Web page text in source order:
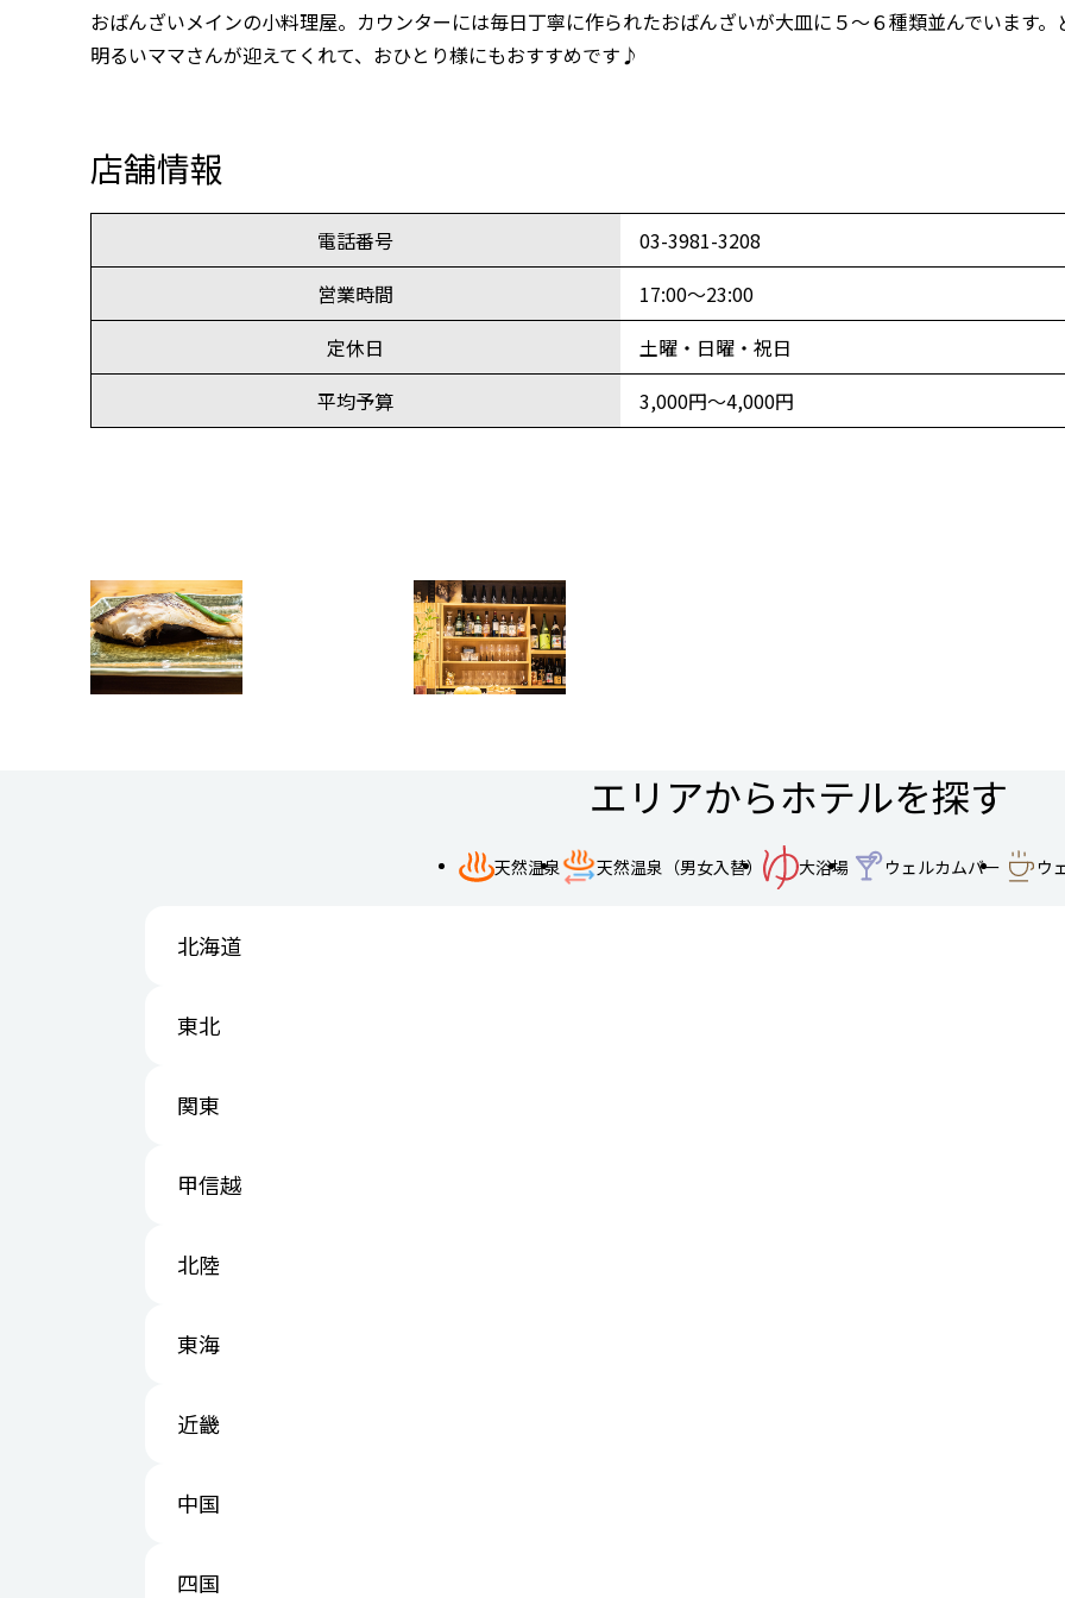
おばんざいメインの小料理屋。カウンターには毎日丁寧に作られたおばんざいが大皿に５～６種類並んでいます。
明るいママさんが迎えてくれて、おひとり様にもおすすめです♪
店舗情報
電話番号
03-3981-3208
営業時間
17:00～23:00
定休日
土曜・日曜・祝日
平均予算
3,000円～4,000円
エリアからホテルを探す
天然温泉 天然温泉（男女入替） 大浴場 ウェルカムバー ウ
北海道
東北
関東
甲信越
北陸
東海
近畿
中国
四国